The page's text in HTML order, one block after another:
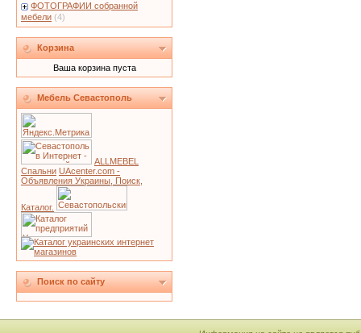
ФОТОГРАФИИ собранной
мебели (4)
Корзина
Ваша корзина пуста
Мебель Севастополь
ALLMEBEL
Спальни UAcenter.com -
Объявления Украины, Поиск,
Каталог.
Поиск по сайту